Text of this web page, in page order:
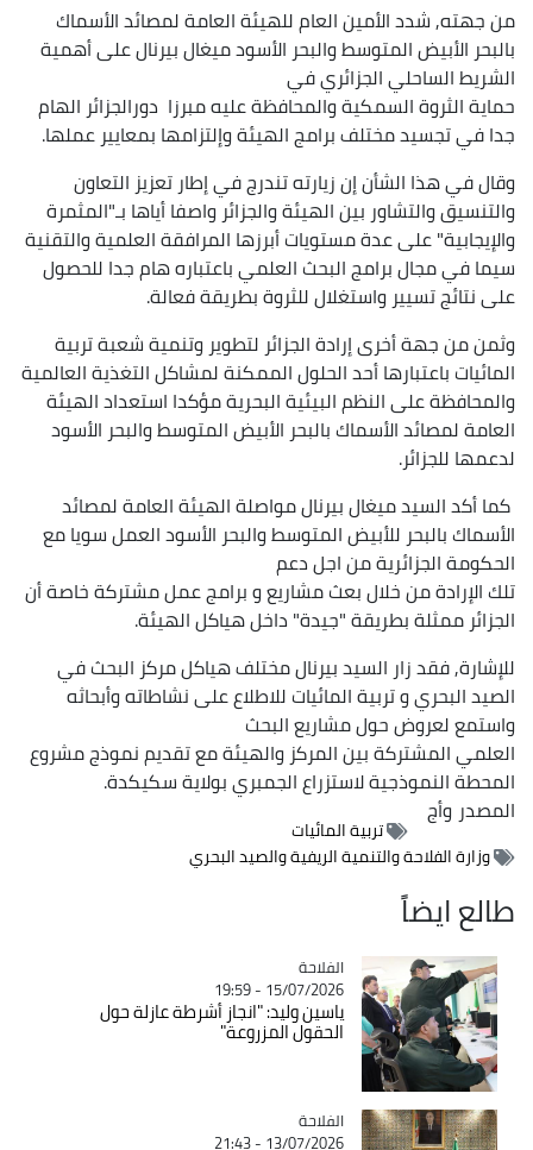
من جهته, شدد الأمين العام للهيئة العامة لمصائد الأسماك
بالبحر الأبيض المتوسط والبحر الأسود ميغال بيرنال على أهمية
الشريط الساحلي الجزائري في
حماية الثروة السمكية والمحافظة عليه مبرزا دورالجزائر الهام
جدا في تجسيد مختلف برامج الهيئة وإلتزامها بمعايير عملها.
وقال في هذا الشأن إن زيارته تندرج في إطار تعزيز التعاون
والتنسيق والتشاور بين الهيئة والجزائر واصفا أياها بـ"المثمرة
والإيجابية" على عدة مستويات أبرزها المرافقة العلمية والتقنية
سيما في مجال برامج البحث العلمي باعتباره هام جدا للحصول
على نتائج تسيير واستغلال للثروة بطريقة فعالة.
وثمن من جهة أخرى إرادة الجزائر لتطوير وتنمية شعبة تربية
المائيات باعتبارها أحد الحلول الممكنة لمشاكل التغذية العالمية
والمحافظة على النظم البيئية البحرية مؤكدا استعداد الهيئة
العامة لمصائد الأسماك بالبحر الأبيض المتوسط والبحر الأسود
لدعمها للجزائر.
كما أكد السيد ميغال بيرنال مواصلة الهيئة العامة لمصائد
الأسماك بالبحر للأبيض المتوسط والبحر الأسود العمل سويا مع
الحكومة الجزائرية من اجل دعم
تلك الإرادة من خلال بعث مشاريع و برامج عمل مشتركة خاصة أن
الجزائر ممثلة بطريقة "جيدة" داخل هياكل الهيئة.
للإشارة, فقد زار السيد بيرنال مختلف هياكل مركز البحث في
الصيد البحري و تربية المائيات للاطلاع على نشاطاته وأبحاثه
واستمع لعروض حول مشاريع البحث
العلمي المشتركة بين المركز والهيئة مع تقديم نموذج مشروع
المحطة النموذجية لاستزراع الجمبري بولاية سكيكدة.
المصدروأج
تربية المائيات
وزارة الفلاحة والتنمية الريفية والصيد البحري
طالع ايضاً
Catégorie
الفلاحة
15/07/2026 - 19:59
ياسين وليد: "انجاز أشرطة عازلة حول
الحقول المزروعة"
Catégorie
الفلاحة
13/07/2026 - 21:43